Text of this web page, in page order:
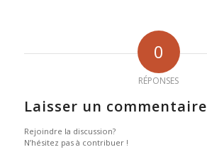
0
RÉPONSES
Laisser un commentaire
Rejoindre la discussion?
N’hésitez pas à contribuer !